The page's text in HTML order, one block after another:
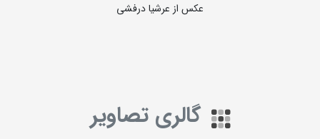
عکس از عرشیا درفشی
گالری تصاویر